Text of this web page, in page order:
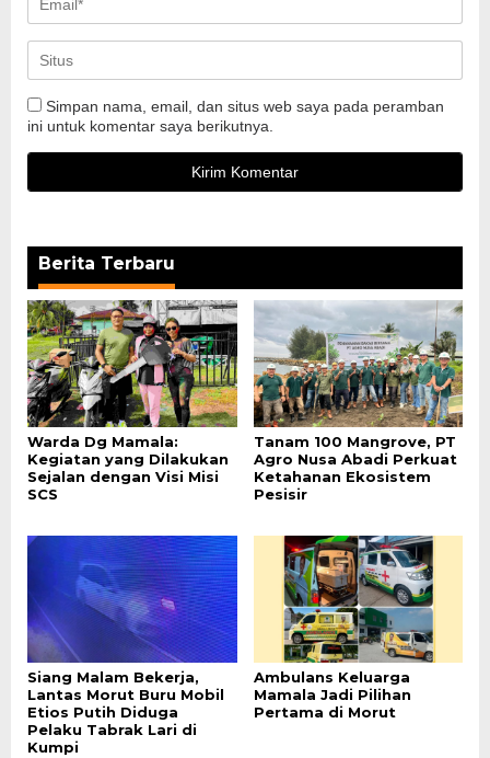
Simpan nama, email, dan situs web saya pada peramban
ini untuk komentar saya berikutnya.
Berita Terbaru
Warda Dg Mamala:
Kegiatan yang Dilakukan
Sejalan dengan Visi Misi
SCS
Tanam 100 Mangrove, PT
Agro Nusa Abadi Perkuat
Ketahanan Ekosistem
Pesisir
Siang Malam Bekerja,
Lantas Morut Buru Mobil
Etios Putih Diduga
Pelaku Tabrak Lari di
Kumpi
Ambulans Keluarga
Mamala Jadi Pilihan
Pertama di Morut